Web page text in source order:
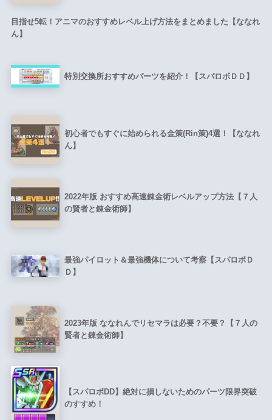
目指せ5転！アニマのおすすめレベル上げ方法をまとめました【ななれ
ん】
特別交換所おすすめパーツを紹介！【スパロボＤＤ】
初心者でもすぐに始められる金策(Rin策)4選！【ななれ
ん】
2022年版 おすすめ高速錬金術レベルアップ方法【７人
の賢者と錬金術師】
最強パイロット＆最強機体について考察【スパロボＤ
Ｄ】
2023年版 ななれんでリセマラは必要？不要？【７人の
賢者と錬金術師】
【スパロボDD】絶対に損しないためのパーツ限界突破
のすすめ！